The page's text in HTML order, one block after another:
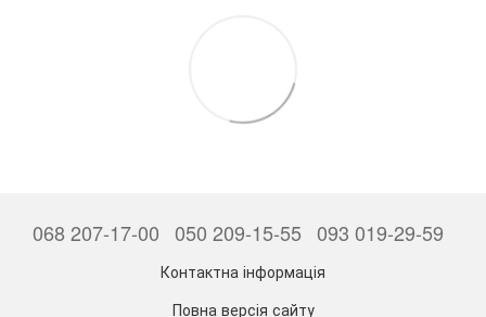
068 207-17-00 050 209-15-55 093 019-29-59
Контактна інформація
Повна версія сайту